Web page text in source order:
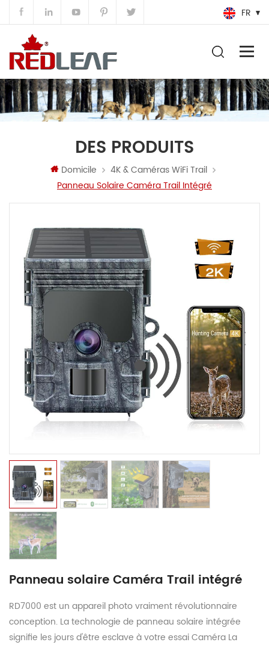
FR
DES PRODUITS
Domicile
4K & Caméras WiFi Trail
Panneau Solaire Caméra Trail Intégré
Panneau solaire Caméra Trail intégré
RD7000 est un appareil photo vraiment révolutionnaire
conception. La technologie de panneau solaire intégrée
signifie les jours d'être esclave à votre essai Caméra La